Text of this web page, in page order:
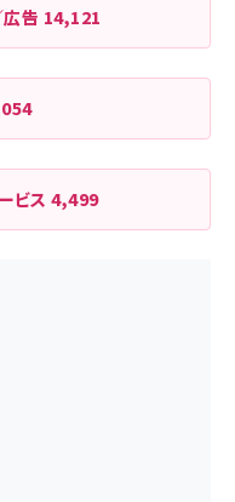
広告 14,121
ビス4,499